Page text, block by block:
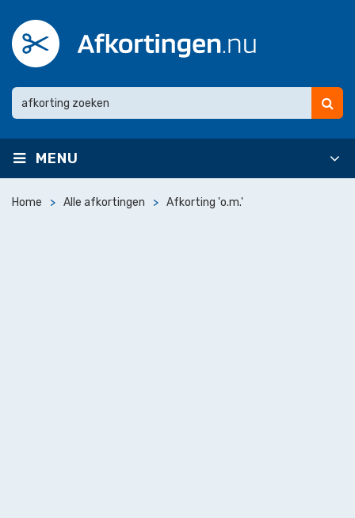
MENU
Home Alle afkortingen Afkorting 'o.m.'